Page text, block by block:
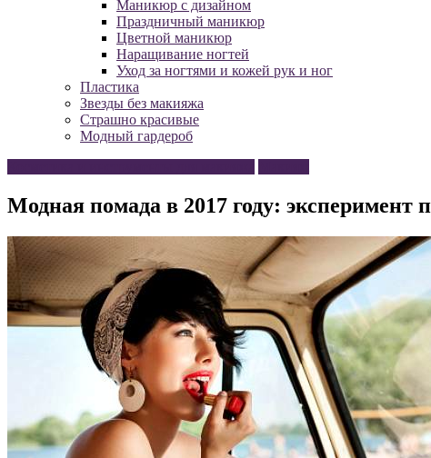
Маникюр с дизайном
Праздничный маникюр
Цветной маникюр
Наращивание ногтей
Уход за ногтями и кожей рук и ног
Пластика
Звезды без макияжа
Страшно красивые
Модный гардероб
Модная помада в 2017 году: эксперимент